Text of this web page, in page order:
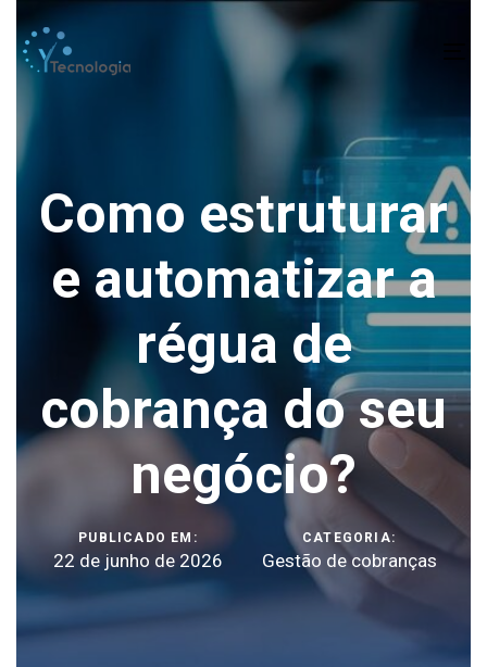
Como estruturar
e automatizar a
régua de
cobrança do seu
negócio?
PUBLICADO EM:
22 de junho de 2026
CATEGORIA:
Gestão de cobranças